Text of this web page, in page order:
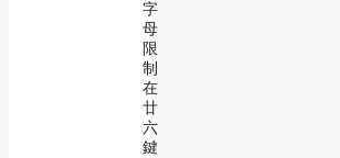
字
母
限
制
在
廿
六
鍵